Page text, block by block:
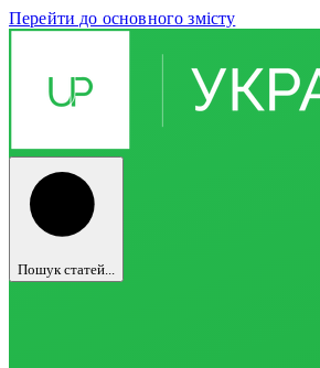
Перейти до основного змісту
Пошук статей...